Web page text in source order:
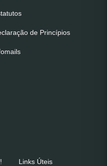
de Princípios
Links Úteis